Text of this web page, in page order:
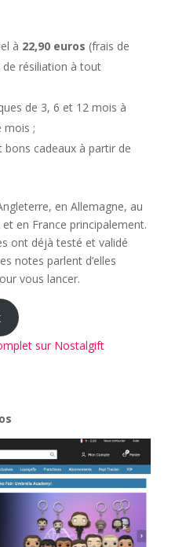
à 22,90 euros (frais de
résiliation à tout
de 3, 6 et 12 mois à
mois ;
cadeaux à partir de
en Allemagne, au
en France principalement.
ont déjà testé et validé
notes parlent d’elles
vous lancer.
sur Nostalgift